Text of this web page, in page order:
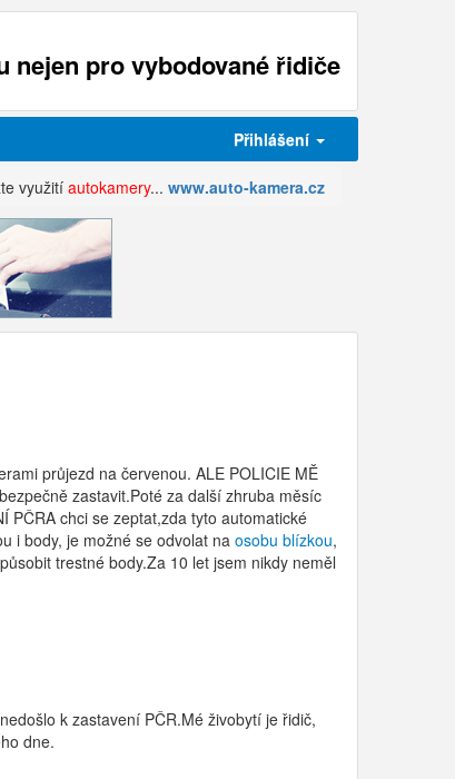
nejen pro vybodované řidiče
Přihlášení
využitíautokamery... www.auto-kamera.cz
průjezd na červenou. ALE POLICIE MĚ
zastavit.Poté za další zhruba měsíc
PČRA chci se zeptat,zda tyto automatické
i body, je možné se odvolat na osobu blízkou,
trestné body.Za 10 let jsem nikdy neměl
k zastavení PČR.Mé živobytí je řidič,
dne.